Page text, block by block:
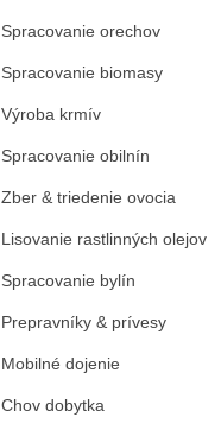
Spracovanie orechov
Spracovanie biomasy
Výroba krmív
Spracovanie obilnín
Zber & triedenie ovocia
Lisovanie rastlinných olejov
Spracovanie bylín
Prepravníky & prívesy
Mobilné dojenie
Chov dobytka